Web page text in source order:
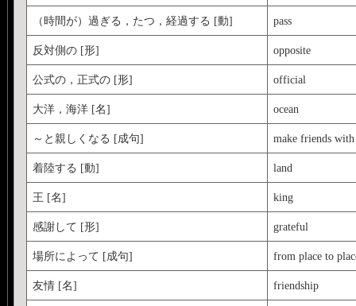
（時間が）過ぎる，たつ，経過する [動] pass
反対側の [形] opposite
公式の，正式の [形] official
大洋，海洋 [名] ocean
～と親しくなる [成句] make friends with
着陸する [動] land
王 [名] king
感謝して [形] grateful
場所によって [成句] from place to
友情 [名] friendship